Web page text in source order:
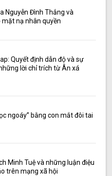
Nguyễn Đình Thắng và
mặt nạ nhân quyền
Quyết định dẫn độ và sự
lời chỉ trích từ Ân xá
ngoáy” bằng con mắt đôi tai
Minh Tuệ và những luận điệu
trên mạng xã hội